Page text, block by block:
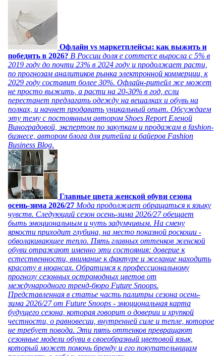
Офлайн vs маркетплейсы: как выжить и
победить в 2026? В России доля e commerce выросла с 5% в
2019 году до почти 23% в 2024 году и продолжает расти,
по прогнозам аналитиков рынка электронной коммерции, к
2029 году составит более 30%. Офлайн-ритейл же может
не просто выжить, а расти на 20-30% в год, если
перестанет предлагать одежду на вешалках и обувь на
полках, и начнет продавать уникальный опыт. Обсуждаем
эту тему с постоянным автором Shoes Report Еленой
Виноградовой, экспертом по закупкам и продажам в fashion-
бизнесе, автором блога для ритейла и байеров Fashion
Business Blog.
Главные цвета женской обуви сезона
осень-зима 2026/27 Мода продолжает обращаться к языку
чувств. Следующий сезон осень-зима 2026/27 обещает
быть эмоциональным и чуть задумчивым. На смену
яркости приходит глубина, на место показной роскоши -
обволакивающее тепло. Пять главных оттенков женской
обуви отражают именно эти состояния: доверие к
естественности, внимание к фактуре и желание находить
красоту в нюансах. Обратимся к профессиональному
прогнозу сезонных остромодных цветов от
международного тренд-бюро Future Snoops.
Представленная в статье часть палитры сезона осень-
зима 2026/27 от Future Snoops - эмоциональная карта
будущего сезона, которая говорит о доверии и хрупкой
честности, о равновесии, внутренней силе и тепле, которое
не требует повода. Эти пять оттенков превращают
сезонные модели обуви в своеобразный цветовой язык,
который может помочь бренду и его покупательницам